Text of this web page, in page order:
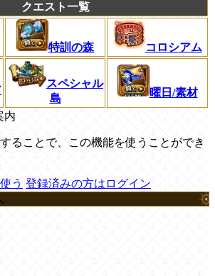
クエスト一覧
特訓の森 コロシアム
スペシャル
島
曜日/素材
内
ることで、この機能を使うことができ
う 登録済みの方はログイン